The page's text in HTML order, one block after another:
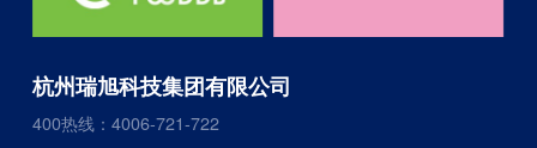
杭州瑞旭科技集团有限公司
400热线：4006-721-722